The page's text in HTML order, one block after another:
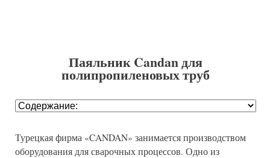
Паяльник Candan для
полипропиленовых труб
Турецкая фирма «CANDAN» занимается производством
оборудования для сварочных процессов. Одно из